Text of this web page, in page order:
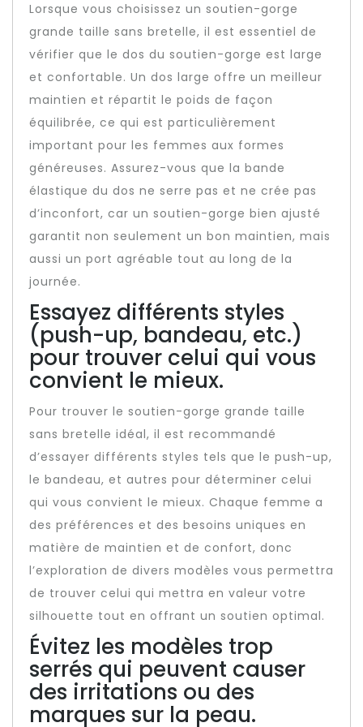
Lorsque vous choisissez un soutien-gorge
grande taille sans bretelle, il est essentiel de
vérifier que le dos du soutien-gorge est large
et confortable. Un dos large offre un meilleur
maintien et répartit le poids de façon
équilibrée, ce qui est particulièrement
important pour les femmes aux formes
généreuses. Assurez-vous que la bande
élastique du dos ne serre pas et ne crée pas
d’inconfort, car un soutien-gorge bien ajusté
garantit non seulement un bon maintien, mais
aussi un port agréable tout au long de la
journée.
Essayez différents styles
(push-up, bandeau, etc.)
pour trouver celui qui vous
convient le mieux.
Pour trouver le soutien-gorge grande taille
sans bretelle idéal, il est recommandé
d’essayer différents styles tels que le push-up,
le bandeau, et autres pour déterminer celui
qui vous convient le mieux. Chaque femme a
des préférences et des besoins uniques en
matière de maintien et de confort, donc
l’exploration de divers modèles vous permettra
de trouver celui qui mettra en valeur votre
silhouette tout en offrant un soutien optimal.
Évitez les modèles trop
serrés qui peuvent causer
des irritations ou des
marques sur la peau.